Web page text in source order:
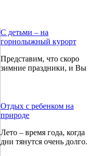
С детьми – на
горнолыжный курорт
Представим, что скоро
зимние праздники, и Вы
Отдых с ребенком на
природе
Лето – время года, когда
дни тянутся очень долго.